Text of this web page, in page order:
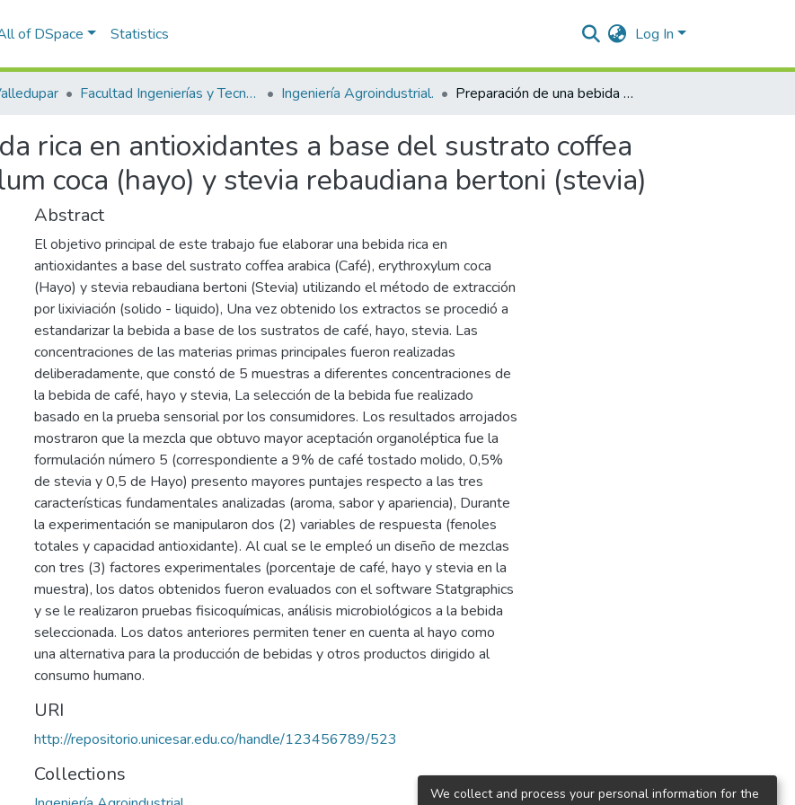
of DSpace Statistics Log In
Facultad Ingenierías y Tecnologías Ingeniería Agroindustrial. Preparación de una bebida rica en antioxidantes a base del sustrato coffea arabica (café), erythroxylum coca (hayo) y stevia rebaudiana bertoni (stevia)
rica en antioxidantes a base del sustrato coffea
coca (hayo) y stevia rebaudiana bertoni (stevia)
Abstract
El objetivo principal de este trabajo fue elaborar una bebida rica en
antioxidantes a base del sustrato coffea arabica (Café), erythroxylum coca
(Hayo) y stevia rebaudiana bertoni (Stevia) utilizando el método de extracción
por lixiviación (solido - liquido), Una vez obtenido los extractos se procedió a
estandarizar la bebida a base de los sustratos de café, hayo, stevia. Las
concentraciones de las materias primas principales fueron realizadas
deliberadamente, que constó de 5 muestras a diferentes concentraciones de
la bebida de café, hayo y stevia, La selección de la bebida fue realizado
basado en la prueba sensorial por los consumidores. Los resultados arrojados
mostraron que la mezcla que obtuvo mayor aceptación organoléptica fue la
formulación número 5 (correspondiente a 9% de café tostado molido, 0,5%
de stevia y 0,5 de Hayo) presento mayores puntajes respecto a las tres
características fundamentales analizadas (aroma, sabor y apariencia), Durante
la experimentación se manipularon dos (2) variables de respuesta (fenoles
totales y capacidad antioxidante). Al cual se le empleó un diseño de mezclas
con tres (3) factores experimentales (porcentaje de café, hayo y stevia en la
muestra), los datos obtenidos fueron evaluados con el software Statgraphics
y se le realizaron pruebas fisicoquímicas, análisis microbiológicos a la bebida
seleccionada. Los datos anteriores permiten tener en cuenta al hayo como
una alternativa para la producción de bebidas y otros productos dirigido al
consumo humano.
URI
http://repositorio.unicesar.edu.co/handle/123456789/523
Collections
We collect and process your personal information for the